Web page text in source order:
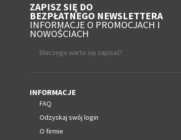
ZAPISZ SIĘ DO
BEZPŁATNEGO NEWSLETTERA
INFORMACJE O PROMOCJACH I
NOWOŚCIACH
Dlaczego warto się zapisać?
INFORMACJE
FAQ
Odzyskaj swój login
O firmie